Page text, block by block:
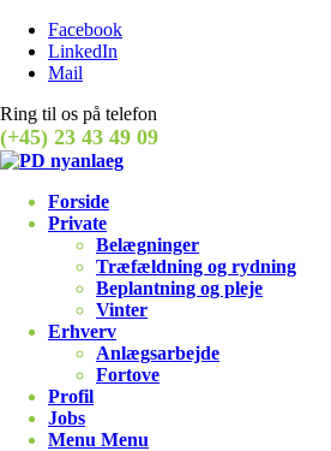
Facebook
LinkedIn
Mail
Ring til os på telefon
(+45) 23 43 49 09
Forside
Private
Belægninger
Træfældning og rydning
Beplantning og pleje
Vinter
Erhverv
Anlægsarbejde
Fortove
Profil
Jobs
Menu Menu